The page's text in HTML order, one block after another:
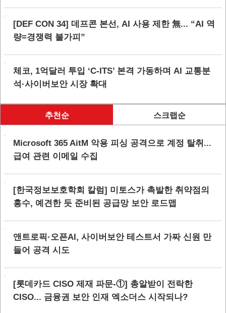
[DEF CON 34] 데프콘 본선, AI 사용 제한 無... “AI 역
량=경쟁력 불가피”
체코, 1억달러 투입 ‘C-ITS’ 본격 가동하며 AI 교통분
석·사이버보안 시장 확대
추천순 스크랩순
Microsoft 365 AitM 악용 피싱 공격으로 계정 탈취...
급여 관련 이메일 수집
[한국정보보호학회 칼럼] 미토스가 촉발한 취약점의
홍수, 예견한 듯 준비된 공급망 보안 로드맵
앤트로픽·오픈AI, 사이버보안 테스트서 가짜 신원 만
들어 공격 시도
[롯데카드 CISO 제재 파문-①] 총알받이 전락한
CISO... 금융권 보안 인재 엑소더스 시작되나?